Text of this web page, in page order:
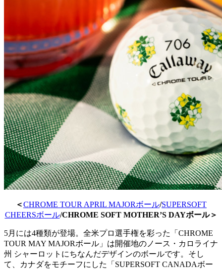
＜CHROME TOUR APRIL MAJORボール/SUPERSOFT
CHEERSボール/CHROME SOFT MOTHER’S DAYボール＞
5月には4種類が登場。全米プロ選手権を彩った「CHROME
TOUR MAY MAJORボール」は開催地のノース・カロライナ
州 シャーロットにちなんだデザインのボールです。そし
て、カナダをモチーフにした「SUPERSOFT CANADAボー